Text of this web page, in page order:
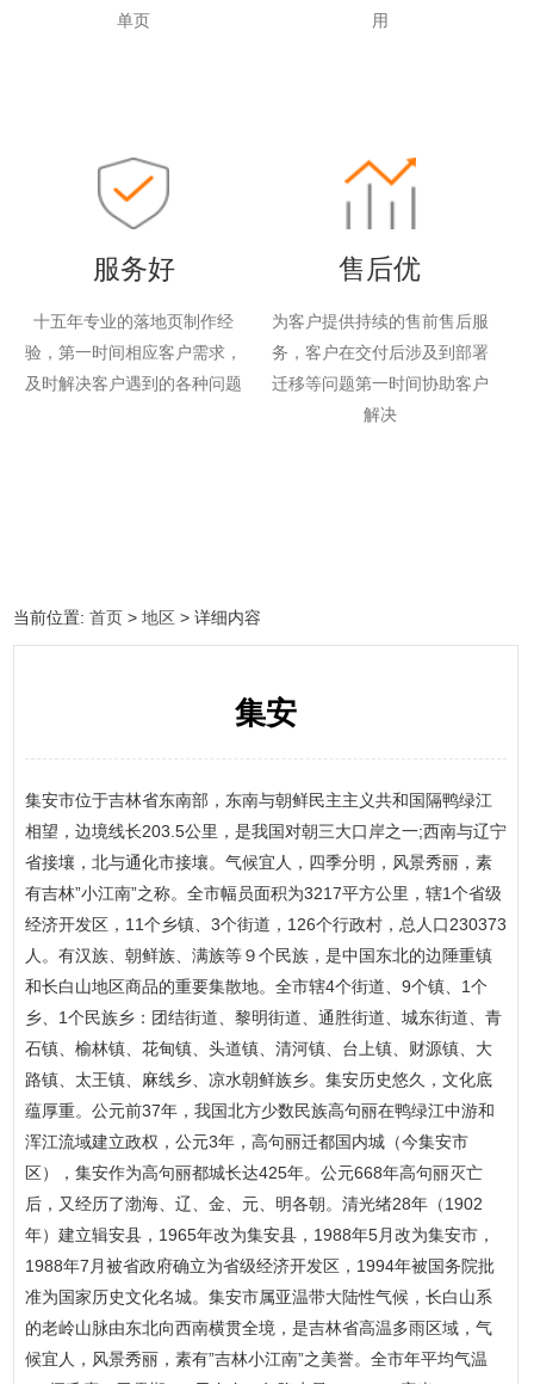
单页
用
服务好
十五年专业的落地页制作经
验，第一时间相应客户需求，
及时解决客户遇到的各种问题
售后优
为客户提供持续的售前售后服
务，客户在交付后涉及到部署
迁移等问题第一时间协助客户
解决
当前位置:首页 >地区 > 详细内容
集安
集安市位于吉林省东南部，东南与朝鲜民主主义共和国隔鸭绿江
相望，边境线长203.5公里，是我国对朝三大口岸之一;西南与辽宁
省接壤，北与通化市接壤。气候宜人，四季分明，风景秀丽，素
有吉林”小江南”之称。全市幅员面积为3217平方公里，辖1个省级
经济开发区，11个乡镇、3个街道，126个行政村，总人口230373
人。有汉族、朝鲜族、满族等９个民族，是中国东北的边陲重镇
和长白山地区商品的重要集散地。全市辖4个街道、9个镇、1个
乡、1个民族乡：团结街道、黎明街道、通胜街道、城东街道、青
石镇、榆林镇、花甸镇、头道镇、清河镇、台上镇、财源镇、大
路镇、太王镇、麻线乡、凉水朝鲜族乡。集安历史悠久，文化底
蕴厚重。公元前37年，我国北方少数民族高句丽在鸭绿江中游和
浑江流域建立政权，公元3年，高句丽迁都国内城（今集安市
区），集安作为高句丽都城长达425年。公元668年高句丽灭亡
后，又经历了渤海、辽、金、元、明各朝。清光绪28年（1902
年）建立辑安县，1965年改为集安县，1988年5月改为集安市，
1988年7月被省政府确立为省级经济开发区，1994年被国务院批
准为国家历史文化名城。集安市属亚温带大陆性气候，长白山系
的老岭山脉由东北向西南横贯全境，是吉林省高温多雨区域，气
候宜人，风景秀丽，素有”吉林小江南”之美誉。全市年平均气温